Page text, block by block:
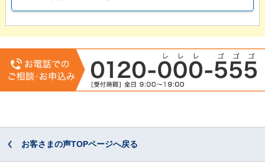
お客さまの声TOPページへ戻る